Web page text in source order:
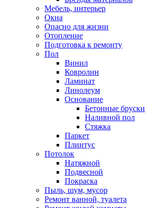
Мебель, интерьер
Окна
Опасно для жизни
Отопление
Подготовка к ремонту
Пол
Винил
Ковролин
Ламинат
Линолеум
Основание
Бетонные бруски
Наливной пол
Стяжка
Паркет
Плинтус
Потолок
Натяжной
Подвесной
Покраска
Пыль, шум, мусор
Ремонт ванной, туалета